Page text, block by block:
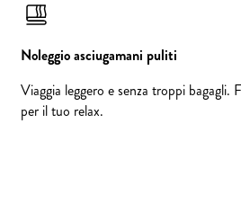
Noleggio asciugamani puliti
Viaggia leggero e senza troppi bagagli.
per il tuo relax.